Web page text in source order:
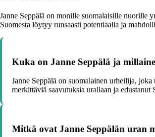
Janne Seppälä on monille suomalaisille nuorille
Suomesta löytyy runsaasti potentiaalia ja
Kuka on Janne Seppälä ja
Janne Seppälä on suomalainen urheilija,
merkittäviä saavutuksia urallaan ja edustanut
Mitkä ovat Janne Seppälän uran